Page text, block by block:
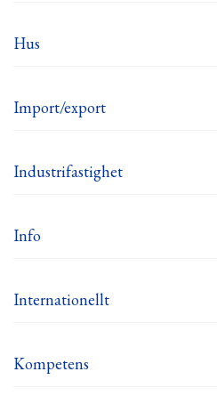
Hus
Import/export
Industrifastighet
Info
Internationellt
Kompetens